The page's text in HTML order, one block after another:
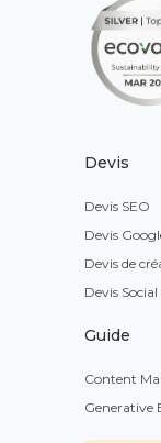
Devis
Devis SEO
Devis
Devis de
Devis
Guide
Content
Generative